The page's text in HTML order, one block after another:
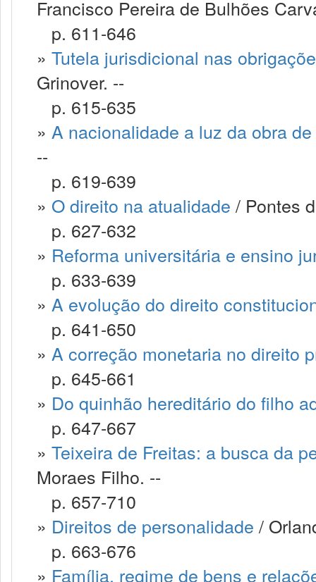
Francisco Pereira de Bulhões
p. 611-646
» Tutela jurisdicional nas
Grinover. --
p. 615-635
» A nacionalidade a luz da obra
--
p. 619-639
» O direito na atualidade / Pontes
p. 627-632
» Reforma universitária e ensino
p. 633-639
» A evolução do direito
p. 641-650
» A correção monetaria no direito
p. 645-661
» Do quinhão hereditário do filho
p. 647-667
» Teixeira de Freitas: a busca da
Moraes Filho. --
p. 657-710
» Direitos de personalidade /
p. 663-676
» Família, regime de bens e